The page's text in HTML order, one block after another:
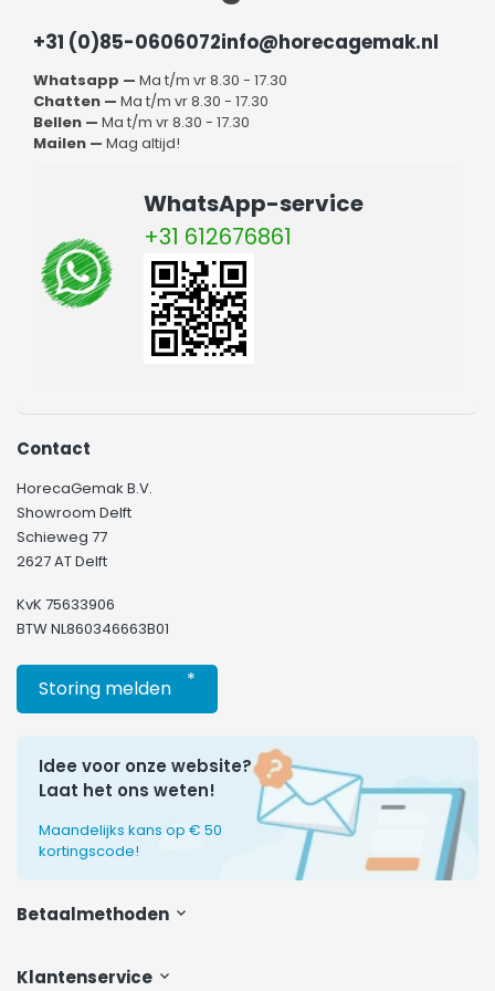
horeca?
Indien je meer wil weten over onze pastakokers, of over een
van onze andere producten, dan kan je hier altijd even
contact over opnemen met ons. We staan klaar om al je
vragen te beantwoorden. Samen met jou bekijken we dan
welke pastakoker voor de horeca jij nodig hebt. Als je een
dat deze zo snel mogelijk bij je wordt afgeleverd. Indien je
bestelling boven de 75 euro uitkomt, hoef je hiervoor bij ons
geen verzendkosten te betalen.
+31 (0)85-0606072info@horecagemak.nl
Whatsapp — Ma t/m vr 8.30 - 17.30
Chatten — Ma t/m vr 8.30 - 17.30
Bellen — Ma t/m vr 8.30 - 17.30
Mailen — Mag altijd!
WhatsApp-service
+31 612676861
Klantenservice
Contact
HorecaGemak B.V.
Showroom Delft
Schieweg 77
2627 AT Delft
KvK 75633906
BTW NL860346663B01
Storing melden *
Idee voor onze website?
Laat het ons weten!
Maandelijks kans op € 50
kortingscode!
Betaalmethoden